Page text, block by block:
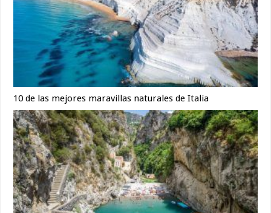
10 de las mejores maravillas naturales de Italia